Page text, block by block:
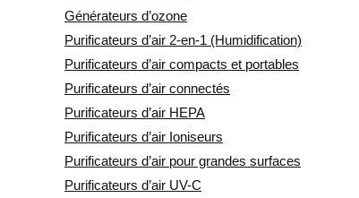
Générateurs d’ozone
Purificateurs d’air 2-en-1 (Humidification)
Purificateurs d’air compacts et portables
Purificateurs d’air connectés
Purificateurs d’air HEPA
Purificateurs d’air Ioniseurs
Purificateurs d’air pour grandes surfaces
Purificateurs d’air UV-C